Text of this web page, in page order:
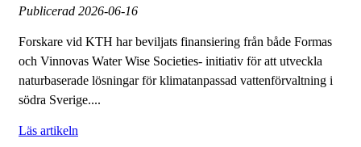
Publicerad 2026-06-16
Forskare vid KTH har beviljats finansiering från både Formas
och Vinnovas Water Wise Societies- initiativ för att utveckla
naturbaserade lösningar för klimatanpassad vattenförvaltning i
södra Sverige....
Läs artikeln